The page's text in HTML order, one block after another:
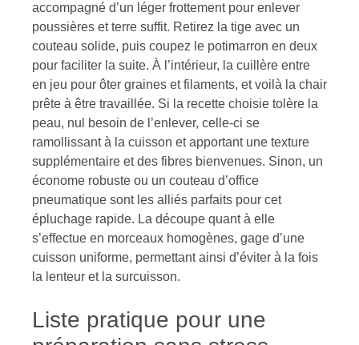
accompagné d’un léger frottement pour enlever
poussières et terre suffit. Retirez la tige avec un
couteau solide, puis coupez le potimarron en deux
pour faciliter la suite. À l’intérieur, la cuillère entre
en jeu pour ôter graines et filaments, et voilà la chair
prête à être travaillée. Si la recette choisie tolère la
peau, nul besoin de l’enlever, celle-ci se
ramollissant à la cuisson et apportant une texture
supplémentaire et des fibres bienvenues. Sinon, un
économe robuste ou un couteau d’office
pneumatique sont les alliés parfaits pour cet
épluchage rapide. La découpe quant à elle
s’effectue en morceaux homogènes, gage d’une
cuisson uniforme, permettant ainsi d’éviter à la fois
la lenteur et la surcuisson.
Liste pratique pour une